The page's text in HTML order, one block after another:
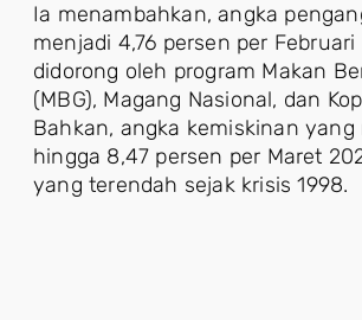
Ia menambahkan, angka
menjadi 4,76 persen per Februari
didorong oleh program Makan
(MBG), Magang Nasional, dan
Bahkan, angka kemiskinan
hingga 8,47 persen per Maret
yang terendah sejak krisis 1998.